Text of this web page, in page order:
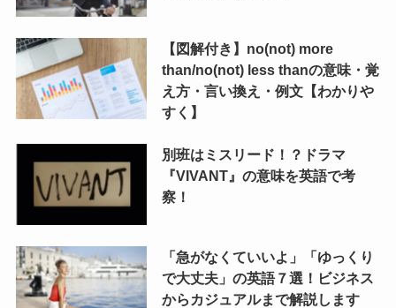
【図解付き】no(not) more
than/no(not) less thanの意味・覚
え方・言い換え・例文【わかりや
すく】
別班はミスリード！？ドラマ
『VIVANT』の意味を英語で考
察！
「急がなくていいよ」「ゆっくり
で大丈夫」の英語７選！ビジネス
からカジュアルまで解説します